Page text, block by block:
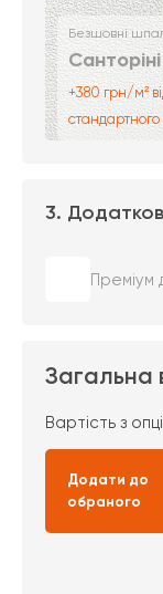
Безшовні
Санторіні
+380 грн/м²
стандартного
3.
Преміум
Загальна
Вартість з
Додати до
обраного